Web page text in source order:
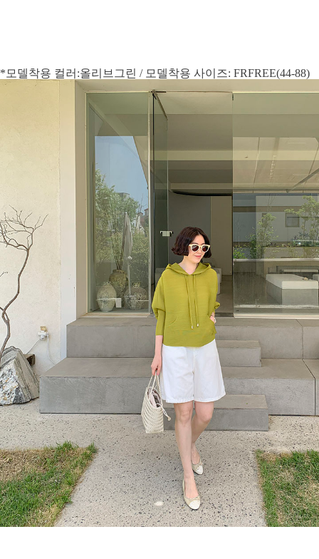
*모델착용 컬러:올리브그린 / 모델착용 사이즈: FRFREE(44-88)